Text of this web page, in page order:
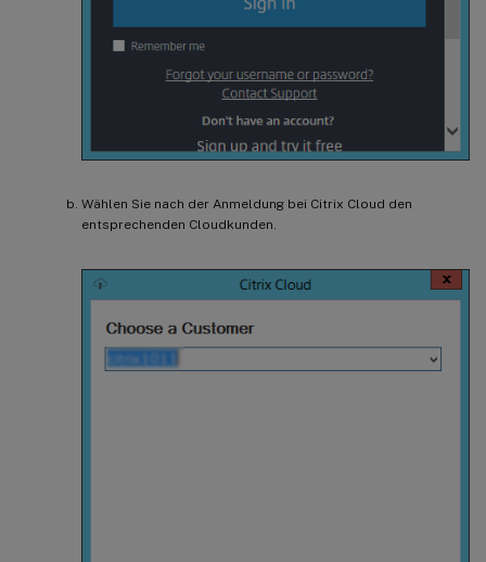
Wählen Sie nach der Anmeldung bei Citrix Cloud den
entsprechenden Cloudkunden.